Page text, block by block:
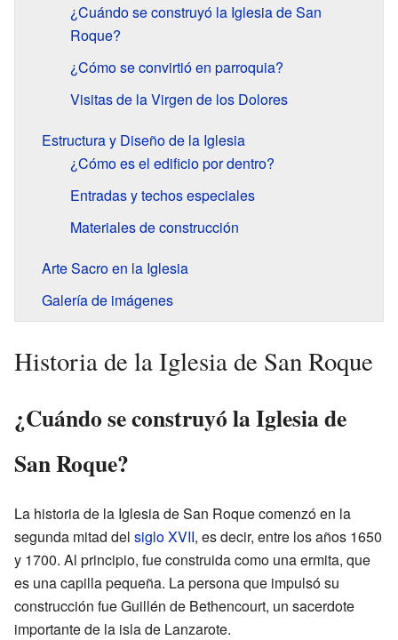
¿Cuándo se construyó la Iglesia de San
Roque?
¿Cómo se convirtió en parroquia?
Visitas de la Virgen de los Dolores
Estructura y Diseño de la Iglesia
¿Cómo es el edificio por dentro?
Entradas y techos especiales
Materiales de construcción
Arte Sacro en la Iglesia
Galería de imágenes
Historia de la Iglesia de San Roque
¿Cuándo se construyó la Iglesia de
San Roque?
La historia de la Iglesia de San Roque comenzó en la
segunda mitad del siglo XVII, es decir, entre los años 1650
y 1700. Al principio, fue construida como una ermita, que
es una capilla pequeña. La persona que impulsó su
construcción fue Guillén de Bethencourt, un sacerdote
importante de la isla de Lanzarote.